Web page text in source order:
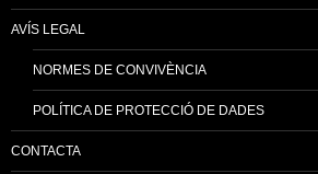
AVÍS LEGAL
NORMES DE CONVIVÈNCIA
POLÍTICA DE PROTECCIÓ DE DADES
CONTACTA